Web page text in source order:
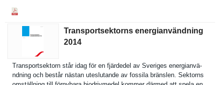
Transportsektorns energianvändning
2014
Transports­ektorn står idag för en fjärdedel av Sveriges energianvä­
ndning och består nästan uteslutand­e av fossila bränslen. Sektorns